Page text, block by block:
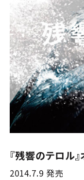
『残響のテロル
2014.7.9 発売